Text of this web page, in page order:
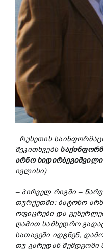
რუსეთის
შეკითხვებს
არნო ხიდირბეგიშვილი
ივლისი)
– პირველ რიგში –
თურქეთში: ბატონო
ოფიცრები და
ღამით სამხედრო
სათავეში იდგნენ,
თუ გარედან შემდგომი